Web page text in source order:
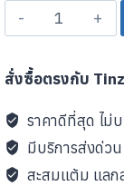
จำนวน
Mario
World
สั่งซื้อตรงกับ
ราคาดีที่สุด ไม่
มีบริการส่งด่ว
สะสมแต้ม แลก